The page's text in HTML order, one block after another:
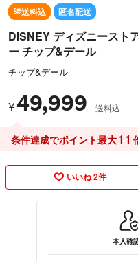
送料込 匿名配送
DISNEY ディズニースト
ー チップ&デール
チップ&デール
¥49,999 送料込
条件達成でポイント最大11
いいね 2件
本人確